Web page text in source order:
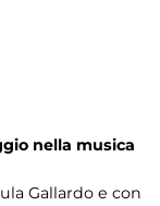
nella musica
Gallardo e con